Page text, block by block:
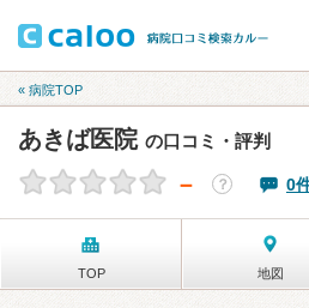
« 病院TOP
あきば医院 の口コミ・評判
－ ？ 0
TOP 地図